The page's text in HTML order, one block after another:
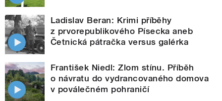
Ladislav Beran: Krimi příběhy
z prvorepublikového Písecka aneb
Četnická pátračka versus galérka
František Niedl: Zlom stínu. Příběh
o návratu do vydrancovaného domova
v poválečném pohraničí